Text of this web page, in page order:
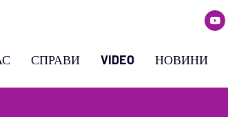
СПРАВИ VIDEO НОВИНИ